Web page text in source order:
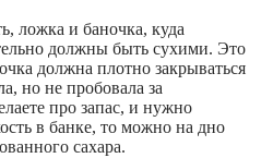
ложка и баночка, куда
должны быть сухими. Это
должна плотно закрываться
но не пробовала за
про запас, и нужно
в банке, то можно на дно
сахара.